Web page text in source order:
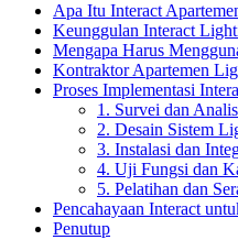
Apa Itu Interact
Keunggulan Interact
Mengapa Harus
Kontraktor Apartemen
Proses Implementasi
1. Survei dan
2. Desain Sistem
3. Instalasi dan
4. Uji Fungsi dan
5. Pelatihan dan
Pencahayaan Interact
Penutup